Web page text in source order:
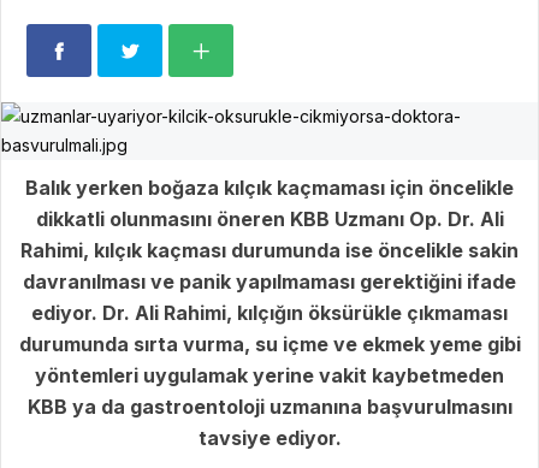
Balık yerken boğaza kılçık kaçmaması için öncelikle
dikkatli olunmasını öneren KBB Uzmanı Op. Dr. Ali
Rahimi, kılçık kaçması durumunda ise öncelikle sakin
davranılması ve panik yapılmaması gerektiğini ifade
ediyor. Dr. Ali Rahimi, kılçığın öksürükle çıkmaması
durumunda sırta vurma, su içme ve ekmek yeme gibi
yöntemleri uygulamak yerine vakit kaybetmeden
KBB ya da gastroentoloji uzmanına başvurulmasını
tavsiye ediyor.